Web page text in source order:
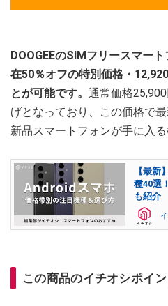
DOOGEEのSIMフリースマー
在50％オフの特別価格・
とが可能です。 通常価格
げとなっており、この価格で最
新品スマートフォンが手に入
【最新
種40選
も紹介
この商品のイチオシポイン